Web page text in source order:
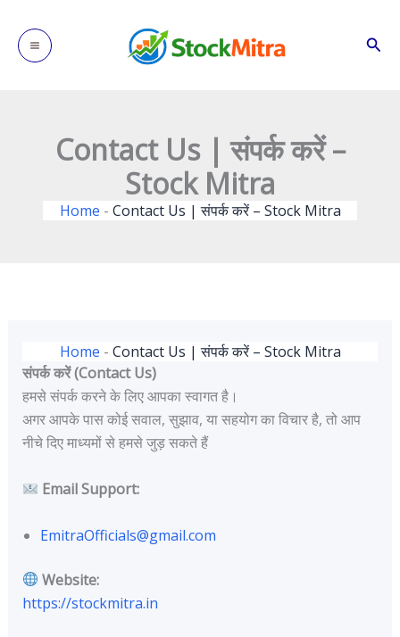
content
Contact Us | संपर्क करें –
Stock Mitra
Home - Contact Us | संपर्क करें – Stock Mitra
Home - Contact Us | संपर्क करें – Stock Mitra
संपर्क करें (Contact Us)
हमसे संपर्क करने के लिए आपका स्वागत है।
अगर आपके पास कोई सवाल, सुझाव, या सहयोग का विचार है, तो आप
नीचे दिए माध्यमों से हमसे जुड़ सकते हैं
Email Support:
EmitraOfficials@gmail.com
Website:
https://stockmitra.in